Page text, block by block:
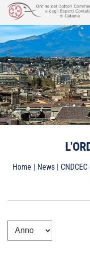
Vai
contenuto
Home | News |